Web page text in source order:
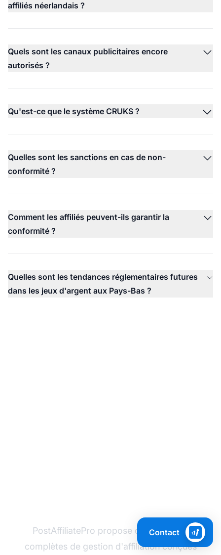
affiliés néerlandais ?
Quels sont les canaux publicitaires encore
autorisés ?
Qu'est-ce que le système CRUKS ?
Quelles sont les sanctions en cas de non-
conformité ?
Comment les affiliés peuvent-ils garantir la
conformité ?
Quelles sont les tendances réglementaires futures
dans les jeux d'argent aux Pays-Bas ?
PostAffiliatePro propose des solutions
complètes de gestion d'affiliation conçues
Contact